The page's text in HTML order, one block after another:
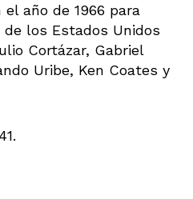
año de 1966 para
los Estados Unidos
Cortázar, Gabriel
Uribe, Ken Coates y